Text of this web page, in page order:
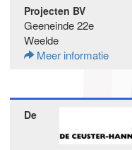
Projecten BV
Geeneinde 22e
Weelde
Meer informatie
De